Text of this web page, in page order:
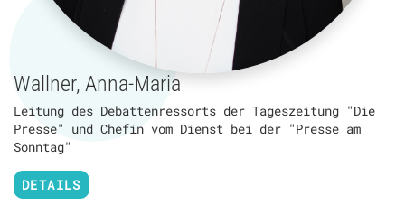
Wallner, Anna-Maria
Leitung des Debattenressorts der Tageszeitung "Die
Presse" und Chefin vom Dienst bei der "Presse am
Sonntag"
DETAILS